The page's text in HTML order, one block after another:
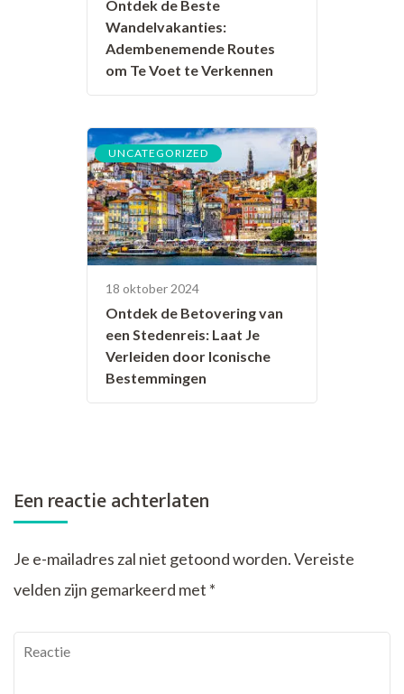
Ontdek de Beste
Wandelvakanties:
Adembenemende Routes
om Te Voet te Verkennen
UNCATEGORIZED
18 oktober 2024
Ontdek de Betovering van
een Stedenreis: Laat Je
Verleiden door Iconische
Bestemmingen
Een reactie achterlaten
Je e-mailadres zal niet getoond worden.Vereiste
velden zijn gemarkeerd met *
Reactie